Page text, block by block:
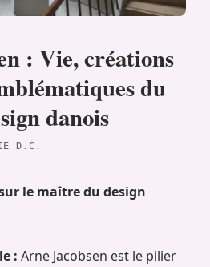
: Vie, créations
du
danois
D.C.
le maître du design
: Arne Jacobsen est le pilier